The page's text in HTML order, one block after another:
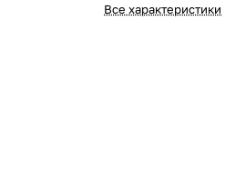
Все характеристики